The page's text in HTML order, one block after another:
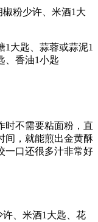
粉少许、米酒1大
1大匙、蒜蓉或蒜泥1
、香油1小匙
时不需要粘面粉，直
间，就能煎出金黄酥
一口还很多汁非常好
、米酒1大匙、花